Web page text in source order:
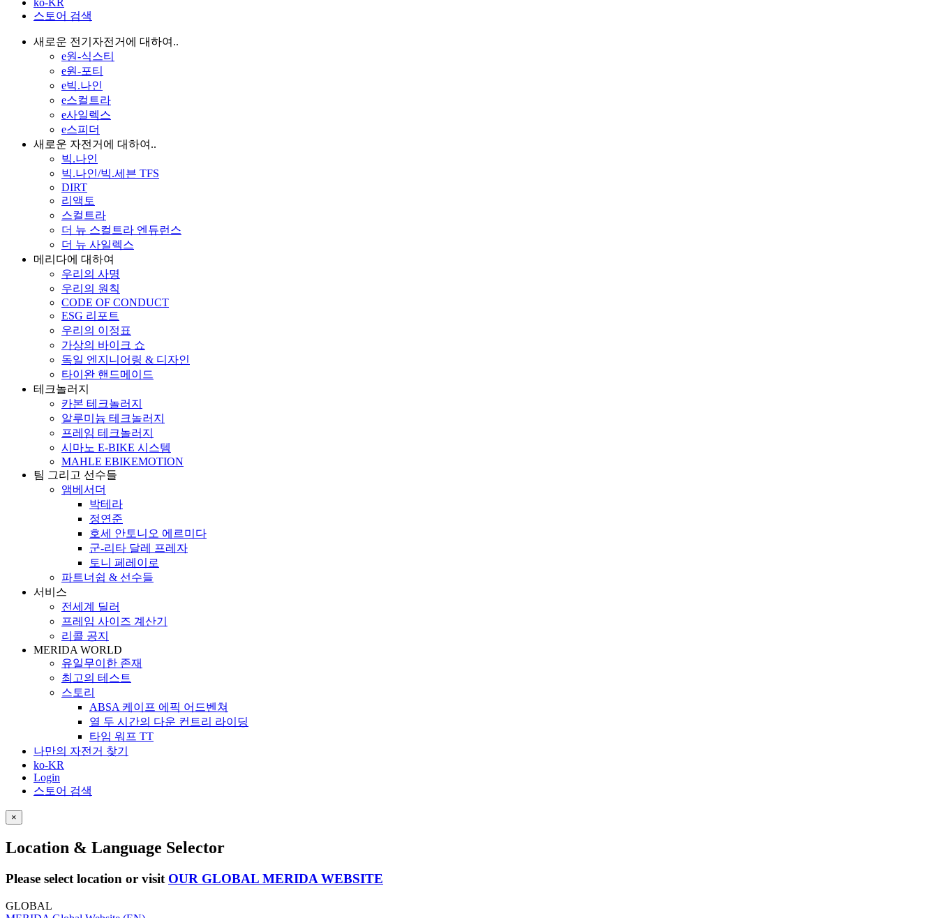
ko-KR
스토어 검색
새로운 전기자전거에 대하여..
e원-식스티
e원-포티
e빅.나인
e스컬트라
e사일렉스
e스피더
새로운 자전거에 대하여..
빅.나인
빅.나인/빅.세븐 TFS
DIRT
리액토
스컬트라
더 뉴 스컬트라 엔듀런스
더 뉴 사일렉스
메리다에 대하여
우리의 사명
우리의 원칙
CODE OF CONDUCT
ESG 리포트
우리의 이정표
가상의 바이크 쇼
독일 엔지니어링 & 디자인
타이완 핸드메이드
테크놀러지
카본 테크놀러지
알루미늄 테크놀러지
프레임 테크놀러지
시마노 E-BIKE 시스템
MAHLE EBIKEMOTION
팀 그리고 선수들
앰베서더
박테라
정연준
호세 안토니오 에르미다
군-리타 달레 프레자
토니 페레이로
파트너쉽 & 선수들
서비스
전세계 딜러
프레임 사이즈 계산기
리콜 공지
MERIDA WORLD
유일무이한 존재
최고의 테스트
스토리
ABSA 케이프 에픽 어드벤쳐
열 두 시간의 다운 컨트리 라이딩
타임 워프 TT
나만의 자전거 찾기
ko-KR
Login
스토어 검색
×
Location & Language Selector
Please select location or visit OUR GLOBAL MERIDA WEBSITE
GLOBAL